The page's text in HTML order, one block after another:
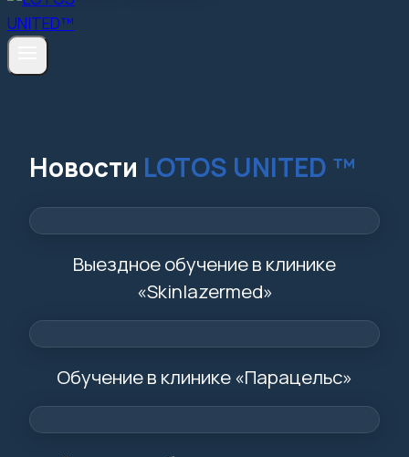
Новости LOTOS UNITED ™
Выездное обучение в клинике
«Skinlazermed»
Обучение в клинике «Парацельс»